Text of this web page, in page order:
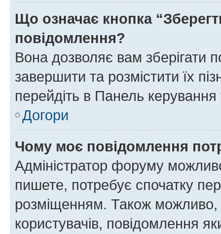
Що означає кнопка
повідомлення?
Вона дозволяє вам зберігати
завершити та розмістити їх
перейдіть в Панель керування
Догори
Чому моє повідомлення
Адміністратор форуму
пишете, потребує спочатку
розміщенням. Також можливо,
користувачів, повідомлення